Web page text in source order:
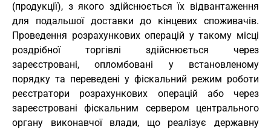
(продукції), з якого здійснюється їх відвантаження
для подальшої доставки до кінцевих споживачів.
Проведення розрахункових операцій у такому місці
роздрібної торгівлі здійснюється через
зареєстровані, опломбовані у встановленому
порядку та переведені у фіскальний режим роботи
реєстратори розрахункових операцій або через
зареєстровані фіскальним сервером центрального
органу виконавчої влади, що реалізує державну